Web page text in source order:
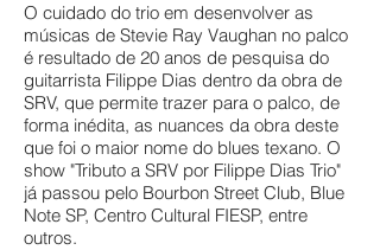
O cuidado do trio em desenvolver as
músicas de Stevie Ray Vaughan no palco
é resultado de 20 anos de pesquisa do
guitarrista Filippe Dias dentro da obra de
SRV, que permite trazer para o palco, de
forma inédita, as nuances da obra deste
que foi o maior nome do blues texano. O
show "Tributo a SRV por Filippe Dias Trio"
já passou pelo Bourbon Street Club, Blue
Note SP, Centro Cultural FIESP, entre
outros.